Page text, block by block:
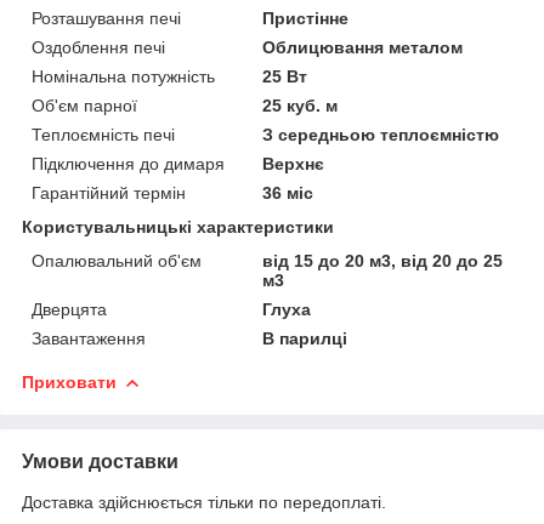
Розташування печі
Пристінне
Оздоблення печі
Облицювання металом
Номінальна потужність
25 Вт
Об'єм парної
25 куб. м
Теплоємність печі
З середньою теплоємністю
Підключення до димаря
Верхнє
Гарантійний термін
36 міс
Користувальницькі характеристики
Опалювальний об'єм
від 15 до 20 м3, від 20 до 25
м3
Дверцята
Глуха
Завантаження
В парилці
Приховати
Умови доставки
Доставка здійснюється тільки по передоплаті.